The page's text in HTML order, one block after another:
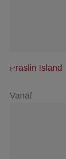
Praslin Island
Vanaf